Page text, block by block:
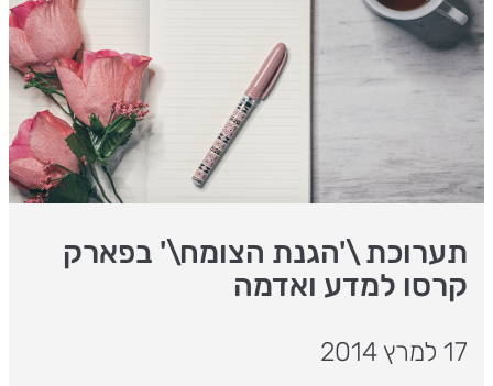
תערוכת \'הגנת הצומח\' בפארק
קרסו למדע ואדמה
17 למרץ 2014